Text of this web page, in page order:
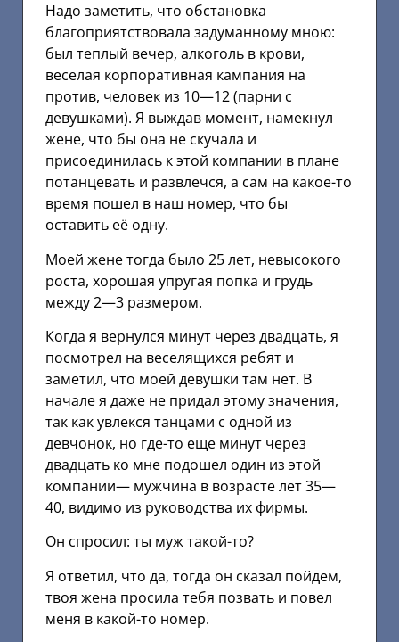
Надо заметить, что обстановка
благоприятствовала задуманному мною:
был теплый вечер, алкоголь в крови,
веселая корпоративная кампания на
против, человек из 10—12 (парни с
девушками). Я выждав момент, намекнул
жене, что бы она не скучала и
присоединилась к этой компании в плане
потанцевать и развлечся, а сам на какое-то
время пошел в наш номер, что бы
оставить её одну.
Моей жене тогда было 25 лет, невысокого
роста, хорошая упругая попка и грудь
между 2—3 размером.
Когда я вернулся минут через двадцать, я
посмотрел на веселящихся ребят и
заметил, что моей девушки там нет. В
начале я даже не придал этому значения,
так как увлекся танцами с одной из
девчонок, но где-то еще минут через
двадцать ко мне подошел один из этой
компании— мужчина в возрасте лет 35—
40, видимо из руководства их фирмы.
Он спросил: ты муж такой-то?
Я ответил, что да, тогда он сказал пойдем,
твоя жена просила тебя позвать и повел
меня в какой-то номер.